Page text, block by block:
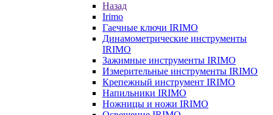
Назад
Irimo
Гаечные ключи IRIMO
Динамометрические инструменты
IRIMO
Зажимные инструменты IRIMO
Измерительные инструменты IRIMO
Крепежный инструмент IRIMO
Напильники IRIMO
Ножницы и ножи IRIMO